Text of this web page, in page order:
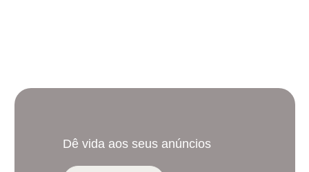
Dê vida aos seus anúncios